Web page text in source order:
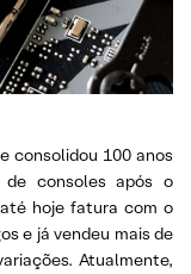
consolidou 100 anos
consoles após o
hoje fatura com o
e já vendeu mais de
Atualmente,